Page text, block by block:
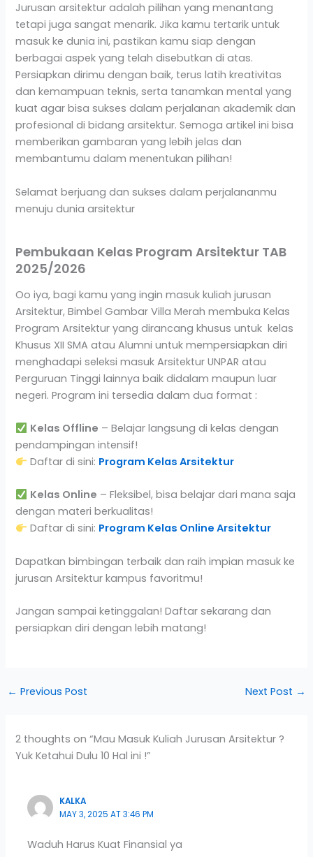
Jurusan arsitektur adalah pilihan yang menantang
tetapi juga sangat menarik. Jika kamu tertarik untuk
masuk ke dunia ini, pastikan kamu siap dengan
berbagai aspek yang telah disebutkan di atas.
Persiapkan dirimu dengan baik, terus latih kreativitas
dan kemampuan teknis, serta tanamkan mental yang
kuat agar bisa sukses dalam perjalanan akademik dan
profesional di bidang arsitektur. Semoga artikel ini bisa
memberikan gambaran yang lebih jelas dan
membantumu dalam menentukan pilihan!
Selamat berjuang dan sukses dalam perjalananmu
menuju dunia arsitektur
Pembukaan Kelas Program Arsitektur TAB
2025/2026
Oo iya, bagi kamu yang ingin masuk kuliah jurusan
Arsitektur, Bimbel Gambar Villa Merah membuka Kelas
Program Arsitektur yang dirancang khusus untuk kelas
Khusus XII SMA atau Alumni untuk mempersiapkan diri
menghadapi seleksi masuk Arsitektur UNPAR atau
Perguruan Tinggi lainnya baik didalam maupun luar
negeri. Program ini tersedia dalam dua format :
Kelas Offline – Belajar langsung di kelas dengan
pendampingan intensif!
Daftar di sini: Program Kelas Arsitektur
Kelas Online – Fleksibel, bisa belajar dari mana saja
dengan materi berkualitas!
Daftar di sini: Program Kelas Online Arsitektur
Dapatkan bimbingan terbaik dan raih impian masuk ke
jurusan Arsitektur kampus favoritmu!
Jangan sampai ketinggalan! Daftar sekarang dan
persiapkan diri dengan lebih matang!
← Previous Post Next Post →
2 thoughts on “Mau Masuk Kuliah Jurusan Arsitektur ?
Yuk Ketahui Dulu 10 Hal ini !”
KALKA
MAY 3, 2025 AT 3:46 PM
Waduh Harus Kuat Finansial ya